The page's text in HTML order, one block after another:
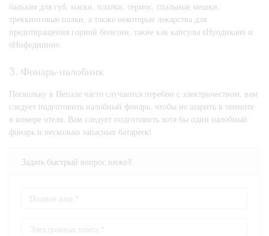
бальзам для губ, маски, платки, термос, спальные мешки,
треккинговые палки, а также некоторые лекарства для
предотвращения горной болезни, такие как капсулы «Нуодикан» и
«Нифедипин».
3. Фонарь-налобник
Поскольку в Непале часто случаются перебои с электричеством, вам
следует подготовить налобный фонарь, чтобы не шарить в темноте
в номере отеля. Вам следует подготовить хотя бы один налобный
фонарь и несколько запасных батареек!
Задать быстрый вопрос ниже?